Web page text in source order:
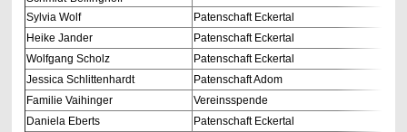
Sylvia Wolf
Patenschaft Eckertal
Heike Jander
Patenschaft Eckertal
Wolfgang Scholz
Patenschaft Eckertal
Jessica Schlittenhardt
Patenschaft Adom
Familie Vaihinger
Vereinsspende
Daniela Eberts
Patenschaft Eckertal